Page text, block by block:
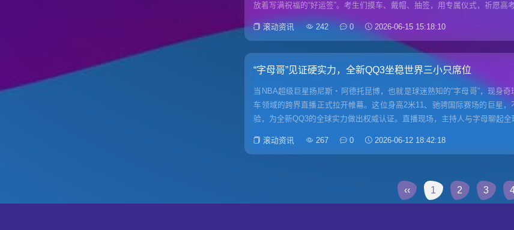
放着写满祝福的“好运签”。考生们摸车、戴帽、抽签，用专属仪式，祈愿高
滚动资讯 242 0 2026-06-15 15:18:10
“字母哥”见证硬实力，全新QQ3坐稳世界三小只席位
当NBA超级巨星扬尼斯・阿德托昆博，也就是球迷熟知的“字母哥”，现身
车领域的跨界直播正式拉开帷幕。这位身高2米11、驰骋国际赛场的巨星
验，为全新QQ3的全球实力做出权威认证。直播现场，主持人与字母聊起
滚动资讯 267 0 2026-06-12 18:42:18
‹‹ 1 2 3